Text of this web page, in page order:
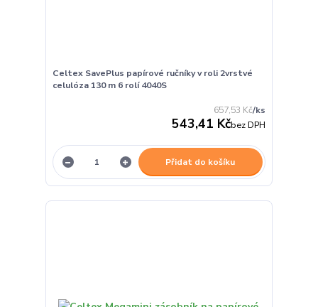
Celtex SavePlus papírové ručníky v roli 2vrstvé
celulóza 130 m 6 rolí 4040S
657,53 Kč/ks
543,41 Kčbez DPH
Přidat do košíku